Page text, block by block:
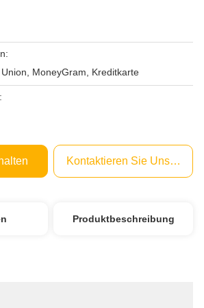
MoneyGram, Kreditkarte
Kontaktieren Sie Uns Jetzt
Produktbeschreibung